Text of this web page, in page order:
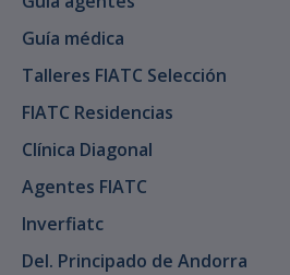
Guía médica
Talleres FIATC Selección
FIATC Residencias
Clínica Diagonal
Agentes FIATC
Inverfiatc
Del. Principado de Andorra